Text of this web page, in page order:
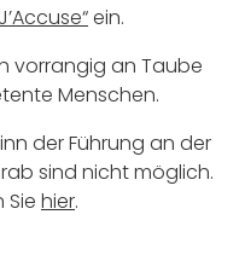
ein.
vorrangig an Taube
Menschen.
der Führung an der
sind nicht möglich.
hier.